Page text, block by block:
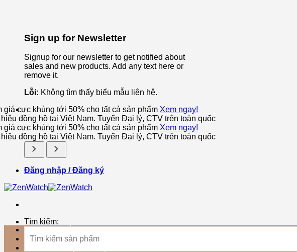
Sign up for Newsletter
Signup for our newsletter to get notified about
sales and new products. Add any text here or
remove it.
Lỗi: Không tìm thấy biểu mẫu liên hệ.
giá cực khủng tới 50% cho tất cả sản phẩm Xem ngay!
đồng hồ tại Việt Nam. Tuyển Đại lý, CTV trên toàn quốc
giá cực khủng tới 50% cho tất cả sản phẩm Xem ngay!
đồng hồ tại Việt Nam. Tuyển Đại lý, CTV trên toàn quốc
Đăng nhập / Đăng ký
Tìm kiếm:
TRANG CHỦ
SẢN PHẨM MỚI